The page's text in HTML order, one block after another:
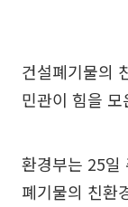
건설폐기물의
민관이 힘을 모
환경부는 25일
폐기물의 친환